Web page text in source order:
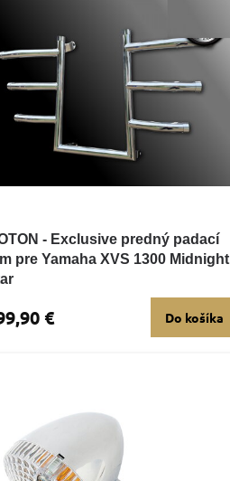
- Exclusive predný padací
pre Yamaha XVS 1300 Midnight
€ Do košíka